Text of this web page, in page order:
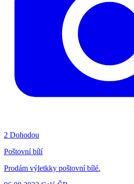
2 Dohodou
Poštovní bílí
Prodám výletkky poštovní bílé.